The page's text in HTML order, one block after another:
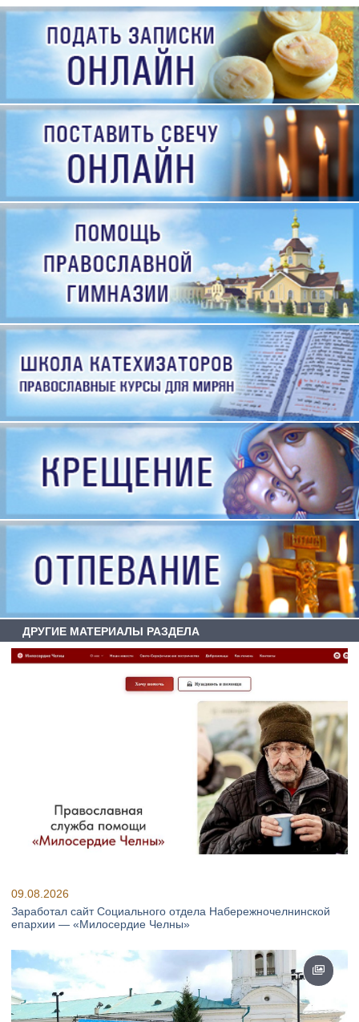
ДРУГИЕ МАТЕРИАЛЫ РАЗДЕЛА
09.08.2026
Заработал сайт Социального отдела Набережночелнинской
епархии — «Милосердие Челны»